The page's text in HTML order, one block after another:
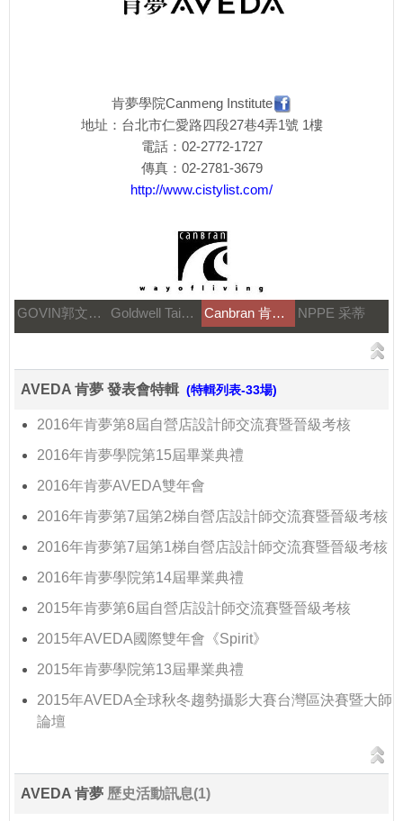
肯夢學院Canmeng Institute
地址：台北市仁愛路四段27巷4弄1號 1樓
電話：02-2772-1727
傳真：02-2781-3679
http://www.cistylist.com/
GOVIN郭文髮藝 Goldwell Taiwan Canbran 肯邦國際 NPPE 采蒂
AVEDA 肯夢 發表會特輯 (特輯列表-33場)
2016年肯夢第8屆自營店設計師交流賽暨晉級考核
2016年肯夢學院第15屆畢業典禮
2016年肯夢AVEDA雙年會
2016年肯夢第7屆第2梯自營店設計師交流賽暨晉級考核
2016年肯夢第7屆第1梯自營店設計師交流賽暨晉級考核
2016年肯夢學院第14屆畢業典禮
2015年肯夢第6屆自營店設計師交流賽暨晉級考核
2015年AVEDA國際雙年會《Spirit》
2015年肯夢學院第13屆畢業典禮
2015年AVEDA全球秋冬趨勢攝影大賽台灣區決賽暨大師
論壇
AVEDA 肯夢 歷史活動訊息(1)